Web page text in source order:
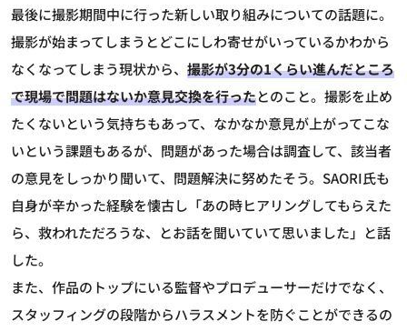
最後に撮影期間中に行った新しい取り組みについての話題に。
撮影が始まってしまうとどこにしわ寄せがいっているかわから
なくなってしまう現状から、 撮影が3分の1くらい進んだところ
で現場で問題はないか意見交換を行ったとのこと。撮影を止め
たくないという気持ちもあって、なかなか意見が上がってこな
いという課題もあるが、問題があった場合は調査して、該当者
の意見をしっかり聞いて、問題解決に努めたそう。SAORI氏も
自身が辛かった経験を懐古し「あの時ヒアリングしてもらえた
ら、救われただろうな、とお話を聞いていて思いました」と話
した。
また、作品のトップにいる監督やプロデューサーだけでなく、
スタッフィングの段階からハラスメントを防ぐことができるの